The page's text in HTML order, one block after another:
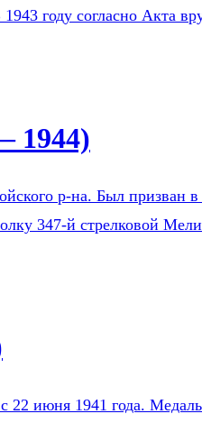
году согласно Акта
1944)
р-на. Был
347-й стрелковой
июня 1941 года.